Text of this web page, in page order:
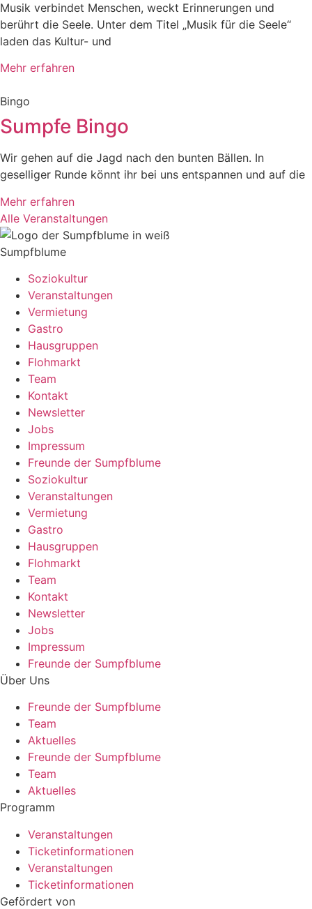
Musik verbindet Menschen, weckt Erinnerungen und
berührt die Seele. Unter dem Titel „Musik für die Seele“
laden das Kultur- und
Mehr erfahren
Bingo
Sumpfe Bingo
Wir gehen auf die Jagd nach den bunten Bällen. In
geselliger Runde könnt ihr bei uns entspannen und auf die
Mehr erfahren
Alle Veranstaltungen
Sumpfblume
Soziokultur
Veranstaltungen
Vermietung
Gastro
Hausgruppen
Flohmarkt
Team
Kontakt
Newsletter
Jobs
Impressum
Freunde der Sumpfblume
Soziokultur
Veranstaltungen
Vermietung
Gastro
Hausgruppen
Flohmarkt
Team
Kontakt
Newsletter
Jobs
Impressum
Freunde der Sumpfblume
Über Uns
Freunde der Sumpfblume
Team
Aktuelles
Freunde der Sumpfblume
Team
Aktuelles
Programm
Veranstaltungen
Ticketinformationen
Veranstaltungen
Ticketinformationen
Gefördert von